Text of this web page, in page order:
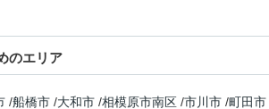
のエリア
/船橋市 /大和市 /相模原市南区 /市川市 /町田市